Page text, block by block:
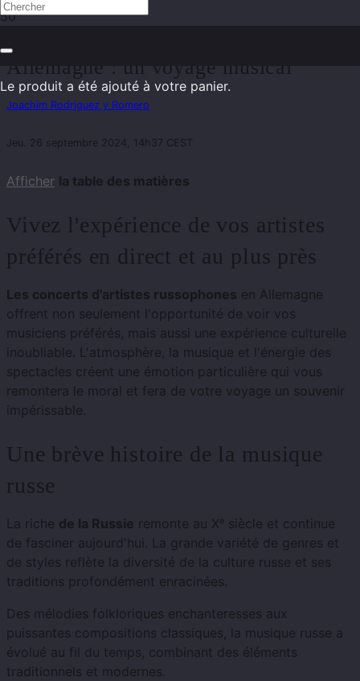
Le produit a été ajouté à votre panier.
Allemagne : un voyage musical
Joachim Rodriguez y Romero
Jeu. 26 septembre 2024, 14h37 CEST
Afficher la table des matières
Vivez l'expérience de vos artistes
préférés en direct et au plus près
Les concerts d'artistes russophones en Allemagne
offrent non seulement l'opportunité de voir vos
musiciens préférés, mais aussi une expérience culturelle
inoubliable. L'atmosphère, la musique et l'énergie des
spectacles créent une émotion particulière qui vous
remontera le moral et fera de votre voyage un souvenir
impérissable.
Une brève histoire de la musique
russe
La riche de la Russie remonte au Xᵉ siècle et continue
de fasciner aujourd'hui. La grande variété de genres et
de styles reflète la diversité de la culture russe et ses
traditions profondément enracinées.
Des mélodies folkloriques enchanteresses aux
puissantes compositions classiques, la musique russe a
évolué au fil du temps, combinant des éléments
traditionnels et modernes.